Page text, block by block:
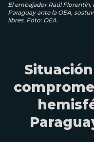
El embajador Raúl
Paraguay ante la OEA,
libres. Foto: OEA